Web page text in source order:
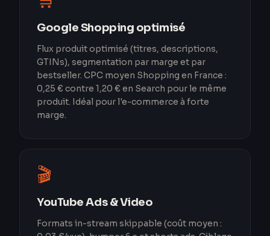
Google Shopping optimisé
Flux produit optimisé (titres, descriptions,
GTINs), segmentation par marge et par
bestseller. CPC moyen Shopping en France :
0,25 € contre 1,20 € en Search pour le même
produit. Idéal pour l'e-commerce à forte
marge.
🎬
YouTube Ads & Video
Formats in-stream skippable (coût moyen :